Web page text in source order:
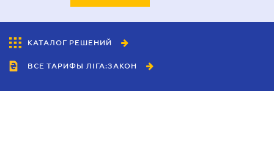
КАТАЛОГ РЕШЕНИЙ
ВСЕ ТАРИФЫ ЛІГА:ЗАКОН